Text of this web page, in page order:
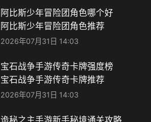
阿比斯少年冒险团角色哪个好
阿比斯少年冒险团角色推荐
2026年07月31日 14:03
宝石战争手游传奇卡牌强度榜
宝石战争手游传奇卡牌推荐
2026年07月31日 14:03